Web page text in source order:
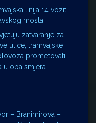
linija 14 vozit
mosta.
zatvaranje za
ulice, tramvajske
prometovati
oba smjera.
– Branimirova –